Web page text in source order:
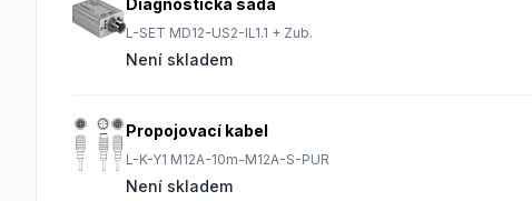
Diagnostická sada
L-SET MD12-US2-IL1.1 + Zub.
Není skladem
Propojovací kabel
L-K-Y1 M12A-10m-M12A-S-PUR
Není skladem